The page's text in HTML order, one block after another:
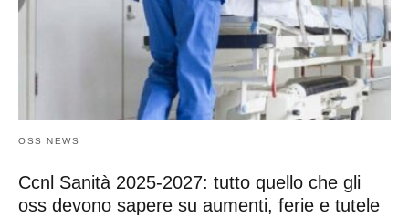
OSS NEWS
Ccnl Sanità 2025-2027: tutto quello che gli
oss devono sapere su aumenti, ferie e tutele